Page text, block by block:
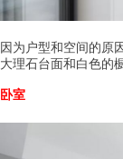
因为户型和空间的原
大理石台面和白色的
卧室